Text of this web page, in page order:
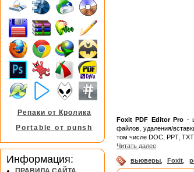
Foxit PDF Editor Pro -
файлов, удаления/
том числе DOC, PPT,
Читать далее
вьюверы Foxit
Репаки от Кролика
Portable от punsh
Информация: